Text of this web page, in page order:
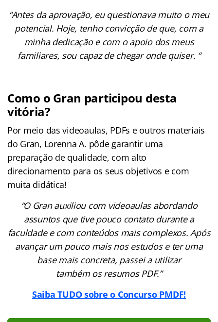
“Antes da aprovação, eu questionava muito o meu
potencial. Hoje, tenho convicção de que, com a
minha dedicação e com o apoio dos meus
familiares, sou capaz de chegar onde quiser. “
Como o Gran participou desta
vitória?
Por meio das videoaulas, PDFs e outros materiais
do Gran, Lorenna A. pôde garantir uma
preparação de qualidade, com alto
direcionamento para os seus objetivos e com
muita didática!
“O Gran auxiliou com videoaulas abordando
assuntos que tive pouco contato durante a
faculdade e com conteúdos mais complexos. Após
avançar um pouco mais nos estudos e ter uma
base mais concreta, passei a utilizar
também os resumos PDF.”
Saiba TUDO sobre o Concurso PMDF!